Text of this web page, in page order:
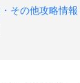
その他攻略情報